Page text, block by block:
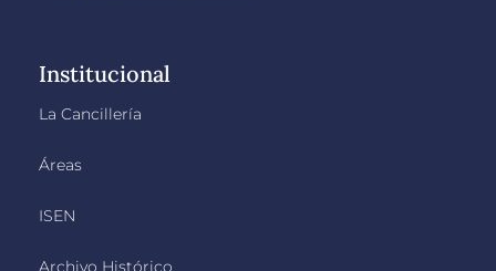
Institucional
La Cancillería
Áreas
ISEN
Archivo Histórico